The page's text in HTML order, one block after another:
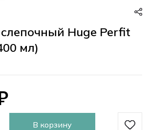
Huge Perfit
мл)
В корзину